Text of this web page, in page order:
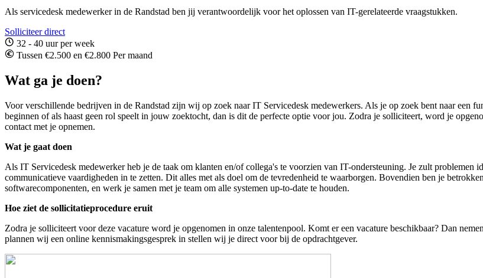
Als servicedesk medewerker in de Randstad ben jij verantwoordelijk voor het oplossen van IT-gerelateerde vraagstukken.
Solliciteer direct
32 - 40 uur per week
Tussen €2.500 en €2.800 Per maand
Wat ga je doen?
Voor verschillende bedrijven in de Randstad zijn wij op zoek naar IT Servicedesk medewerkers. Als je op zoek bent naar een
beginnen of als haast geen rol speelt in jouw zoektocht, dan is dit de perfecte optie voor jou. Zodra je solliciteert, word je
contact met je opnemen.
Wat je gaat doen
Als IT Servicedesk medewerker heb je de taak om klanten en/of collega's te voorzien van IT-ondersteuning. Je zult problemen
communicatieve vaardigheden in te zetten. Dit alles met als doel om de tevredenheid te waarborgen. Bovendien ben je
softwarecomponenten, en werk je samen met je team om alle systemen up-to-date te houden.
Hoe ziet de sollicitatieprocedure eruit
Zodra je solliciteert voor deze vacature word je opgenomen in onze talentenpool. Komt er een vacature beschikbaar? Dan
plannen wij een online kennismakingsgesprek in stellen wij je direct voor bij de opdrachtgever.